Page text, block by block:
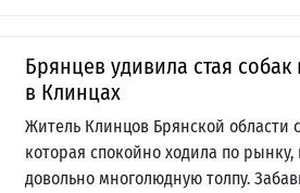
Брянцев удивила стая
в Клинцах
Житель Клинцов Брянской области
которая спокойно ходила по
довольно многолюдную толпу.